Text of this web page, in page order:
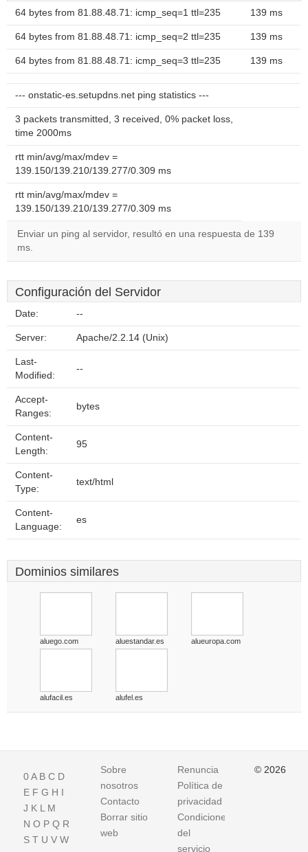
64 bytes from 81.88.48.71: icmp_seq=1 ttl=235 139 ms
64 bytes from 81.88.48.71: icmp_seq=2 ttl=235 139 ms
64 bytes from 81.88.48.71: icmp_seq=3 ttl=235 139 ms
--- onstatic-es.setupdns.net ping statistics ---
3 packets transmitted, 3 received, 0% packet loss,
time 2000ms
rtt min/avg/max/mdev =
139.150/139.210/139.277/0.309 ms
rtt min/avg/max/mdev =
139.150/139.210/139.277/0.309 ms
Enviar un ping al servidor, resultó en una respuesta de 139
ms.
Configuración del Servidor
Date: --
Server: Apache/2.2.14 (Unix)
Last-
Modified:
--
Accept-
Ranges:
bytes
Content-
Length:
95
Content-
Type:
text/html
Content-
Language:
es
Dominios similares
aluego.com aluestandar.es alueuropa.com
alufacil.es alufel.es
0A B C D
E F G H I
J K L M
N O P Q R
S T U V W
Sobre
nosotros
Contacto
Borrar sitio
web
Renuncia
Política de
privacidad
Condiciones
del
servicio
© 2026